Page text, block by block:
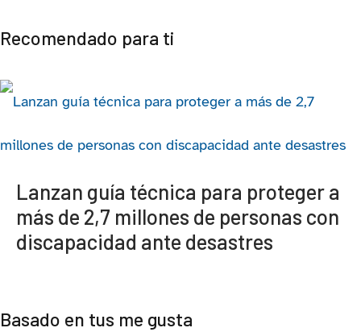
Recomendado para ti
Lanzan guía técnica para proteger a
más de 2,7 millones de personas con
discapacidad ante desastres
Basado en tus me gusta